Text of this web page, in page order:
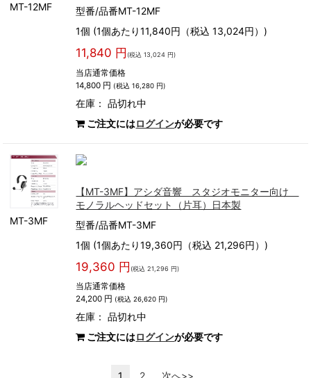
MT-12MF
型番/品番MT-12MF
1個 (1個あたり11,840円（税込 13,024円）)
11,840 円 (税込 13,024 円)
当店通常価格
14,800 円 (税込 16,280 円)
在庫：品切れ中
ご注文にはログインが必要です
MT-3MF
【MT-3MF】アシダ音響 スタジオモニター向け
モノラルヘッドセット（片耳）日本製
型番/品番MT-3MF
1個 (1個あたり19,360円（税込 21,296円）)
19,360 円 (税込 21,296 円)
当店通常価格
24,200 円 (税込 26,620 円)
在庫：品切れ中
ご注文にはログインが必要です
1 2 次へ>>